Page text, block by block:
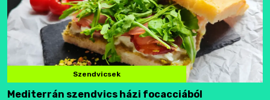
Szendvicsek
Mediterrán szendvics házi focacciából